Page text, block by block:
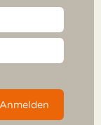
Anmelden